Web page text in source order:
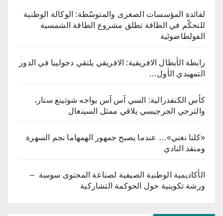
لفائدة المؤسسات الصغرى والمتوسّطة: الوكالة الوطنية
للتحكّم في الطاقة تطلق مشروع الطاقة الشمسية
الفولطاضوئية
رابطة الأبطال الافريقية: الافريقي يلتقي دجوليبا في الدور
التمهيدي الأول…
كأس الكنفدرالية: السي آس آس يواجه شوتينع ستار،
والترجي الجرجيسي يلاقي ممثل السينغال
«كلنا نغني»… عندما يصبح جمهور الهمهاما نجم السهرة
ومنقذ النادي
الأكاديمية الوطنية الصيفية لصناعة المحتوى سوسة –
ورشة تكوينية حول الحوكمة التشاركية